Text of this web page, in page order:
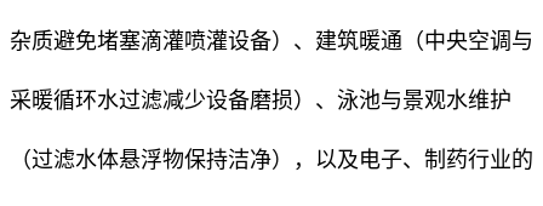
杂质避免堵塞滴灌喷灌设备）、建筑暖通（中央空调与
采暖循环水过滤减少设备磨损）、泳池与景观水维护
（过滤水体悬浮物保持洁净），以及电子、制药行业的